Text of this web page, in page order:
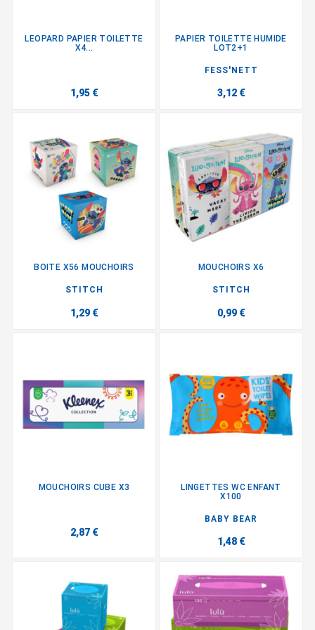
LEOPARD PAPIER TOILETTE
X4...
1,95 €
PAPIER TOILETTE HUMIDE
LOT2+1
FESS'NETT
3,12 €
BOITE X56 MOUCHOIRS
STITCH
1,29 €
MOUCHOIRS X6
STITCH
0,99 €
MOUCHOIRS CUBE X3
2,87 €
LINGETTES WC ENFANT
X100
BABY BEAR
1,48 €